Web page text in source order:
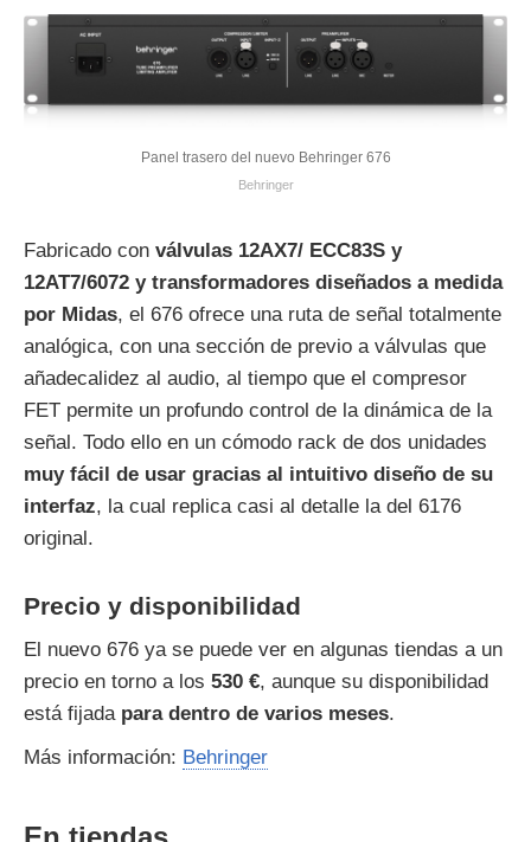
Panel trasero del nuevo Behringer 676
Behringer
Fabricado con válvulas 12AX7/ ECC83S y
12AT7/6072 y transformadores diseñados a medida
por Midas, el 676 ofrece una ruta de señal totalmente
analógica, con una sección de previo a válvulas que
añadecalidez al audio, al tiempo que el compresor
FET permite un profundo control de la dinámica de la
señal. Todo ello en un cómodo rack de dos unidades
muy fácil de usar gracias al intuitivo diseño de su
interfaz, la cual replica casi al detalle la del 6176
original.
Precio y disponibilidad
El nuevo 676 ya se puede ver en algunas tiendas a un
precio en torno a los 530 €, aunque su disponibilidad
está fijada para dentro de varios meses.
Más información: Behringer